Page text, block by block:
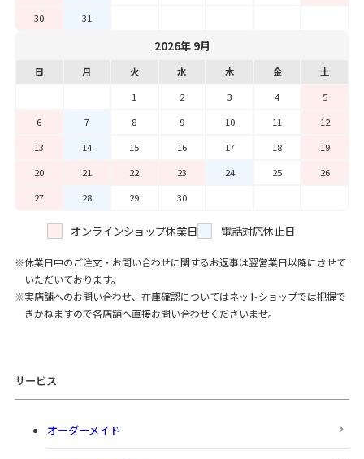
30
31
2026年 9月
日 月 火 水 木 金
土
1
2 3 4
5
6
7 8 9 10 11
12
13
14 15 16 17 18
19
20
21 22 23 24 25
26
27
28 29 30
オンラインショップ休業日 電話対応休止日
休業日中のご注文・お問い合わせに関するお返事は翌営業日以降にさせて
いただいております。
実店舗へのお問い合わせ、在庫確認についてはネットショップでは把握で
きかねますので各店舗へ直接お問い合わせくださいませ。
サービス
オーダーメイド